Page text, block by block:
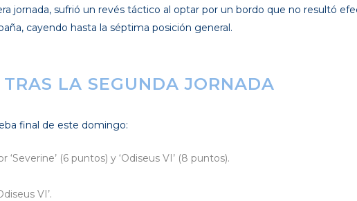
jornada, sufrió un revés táctico al optar por un bordo que no resultó
cayendo hasta la séptima posición general.
LA SEGUNDA JORNADA
final de este domingo:
‘Severine’ (6 puntos) y ‘Odiseus VI’ (8 puntos).
VI’.